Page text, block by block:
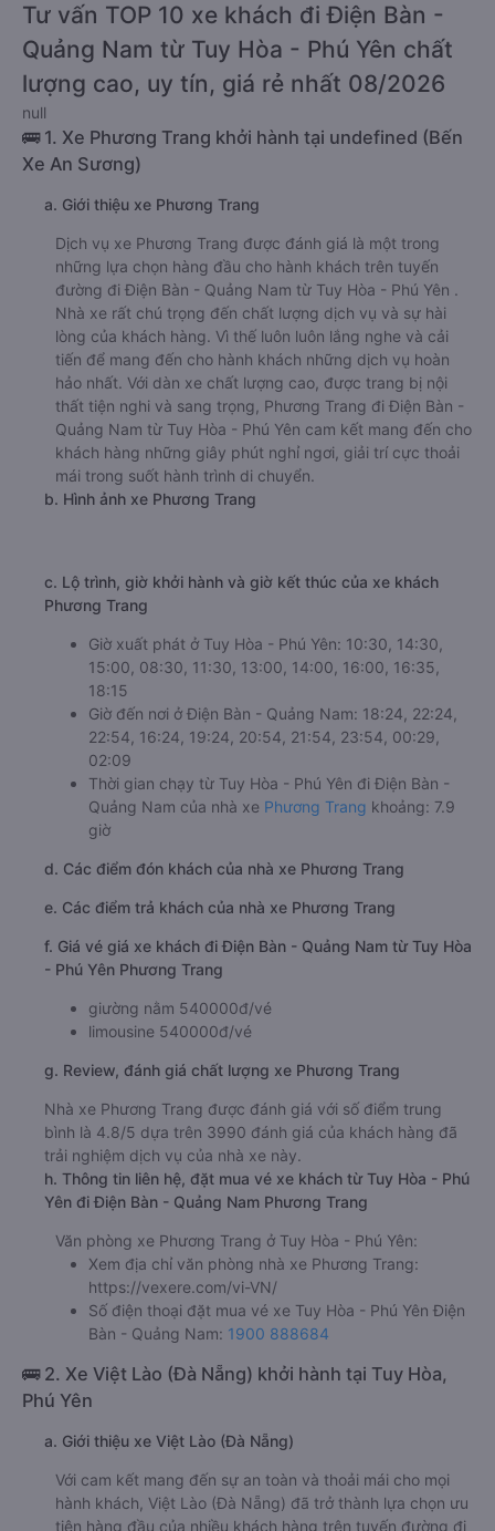
Tư vấn TOP 10 xe khách đi Điện Bàn -
Quảng Nam từ Tuy Hòa - Phú Yên chất
lượng cao, uy tín, giá rẻ nhất 08/2026
null
🚌 1. Xe Phương Trang khởi hành tại undefined (Bến
Xe An Sương)
a. Giới thiệu xe Phương Trang
Dịch vụ xe Phương Trang được đánh giá là một trong
những lựa chọn hàng đầu cho hành khách trên tuyến
đường đi Điện Bàn - Quảng Nam từ Tuy Hòa - Phú Yên .
Nhà xe rất chú trọng đến chất lượng dịch vụ và sự hài
lòng của khách hàng. Vì thế luôn luôn lắng nghe và cải
tiến để mang đến cho hành khách những dịch vụ hoàn
hảo nhất. Với dàn xe chất lượng cao, được trang bị nội
thất tiện nghi và sang trọng, Phương Trang đi Điện Bàn -
Quảng Nam từ Tuy Hòa - Phú Yên cam kết mang đến cho
khách hàng những giây phút nghỉ ngơi, giải trí cực thoải
mái trong suốt hành trình di chuyển.
b. Hình ảnh xe Phương Trang
c. Lộ trình, giờ khởi hành và giờ kết thúc của xe khách
Phương Trang
Giờ xuất phát ở Tuy Hòa - Phú Yên: 10:30, 14:30,
15:00, 08:30, 11:30, 13:00, 14:00, 16:00, 16:35,
18:15
Giờ đến nơi ở Điện Bàn - Quảng Nam: 18:24, 22:24,
22:54, 16:24, 19:24, 20:54, 21:54, 23:54, 00:29,
02:09
Thời gian chạy từ Tuy Hòa - Phú Yên đi Điện Bàn -
Quảng Nam của nhà xe Phương Trang khoảng: 7.9
giờ
d. Các điểm đón khách của nhà xe Phương Trang
e. Các điểm trả khách của nhà xe Phương Trang
f. Giá vé giá xe khách đi Điện Bàn - Quảng Nam từ Tuy Hòa
- Phú Yên Phương Trang
giường nằm 540000đ/vé
limousine 540000đ/vé
g. Review, đánh giá chất lượng xe Phương Trang
Nhà xe Phương Trang được đánh giá với số điểm trung
bình là 4.8/5 dựa trên 3990 đánh giá của khách hàng đã
trải nghiệm dịch vụ của nhà xe này.
h. Thông tin liên hệ, đặt mua vé xe khách từ Tuy Hòa - Phú
Yên đi Điện Bàn - Quảng Nam Phương Trang
Văn phòng xe Phương Trang ở Tuy Hòa - Phú Yên:
Xem địa chỉ văn phòng nhà xe Phương Trang:
https://vexere.com/vi-VN/
Số điện thoại đặt mua vé xe Tuy Hòa - Phú Yên Điện
Bàn - Quảng Nam: 1900 888684
🚌 2. Xe Việt Lào (Đà Nẵng) khởi hành tại Tuy Hòa,
Phú Yên
a. Giới thiệu xe Việt Lào (Đà Nẵng)
Với cam kết mang đến sự an toàn và thoải mái cho mọi
hành khách, Việt Lào (Đà Nẵng) đã trở thành lựa chọn ưu
tiên hàng đầu của nhiều khách hàng trên tuyến đường đi